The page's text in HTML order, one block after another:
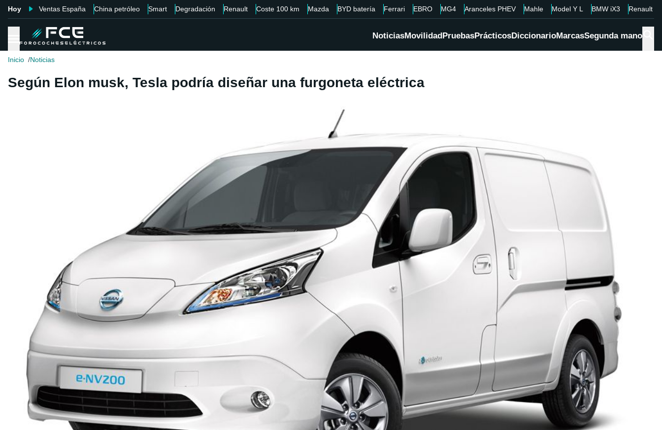
Hoy Ventas España China petróleo Smart Degradación Renault Coste 100 km Mazda BYD batería Ferrari EBRO MG4 Aranceles PHEV Mahle Model Y L BMW iX3 Renault
NoticiasMovilidadPruebasPrácticosDiccionarioMarcasSegunda mano
Inicio Noticias
Según Elon musk, Tesla podría diseñar una furgoneta eléctrica